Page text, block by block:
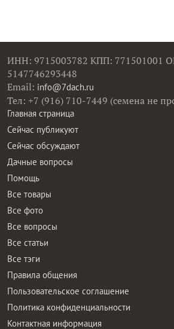
ИНН: 9715003782 КПП: 771501001
5147746293448
Email: info@7dach.ru
Тел: +7 (916) 710-7449 (семена не
Главная страница
Сейчас публикуют
Сейчас обсуждают
Дачные вопросы
Помощь
Все товары
Все фото
Все вопросы
Все статьи
Все тэги
Правила общения
Пользовательское соглашение
Политика конфиденциальности
Контактная информация